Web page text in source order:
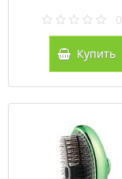
0
Купить